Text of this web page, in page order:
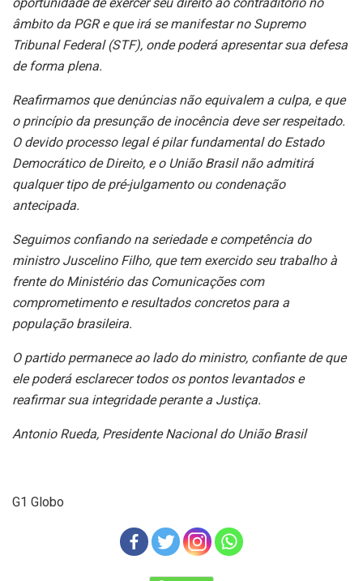
oportunidade de exercer seu direito ao contraditório no
âmbito da PGR e que irá se manifestar no Supremo
Tribunal Federal (STF), onde poderá apresentar sua defesa
de forma plena.
Reafirmamos que denúncias não equivalem a culpa, e que
o princípio da presunção de inocência deve ser respeitado.
O devido processo legal é pilar fundamental do Estado
Democrático de Direito, e o União Brasil não admitirá
qualquer tipo de pré-julgamento ou condenação
antecipada.
Seguimos confiando na seriedade e competência do
ministro Juscelino Filho, que tem exercido seu trabalho à
frente do Ministério das Comunicações com
comprometimento e resultados concretos para a
população brasileira.
O partido permanece ao lado do ministro, confiante de que
ele poderá esclarecer todos os pontos levantados e
reafirmar sua integridade perante a Justiça.
Antonio Rueda, Presidente Nacional do União Brasil
G1 Globo